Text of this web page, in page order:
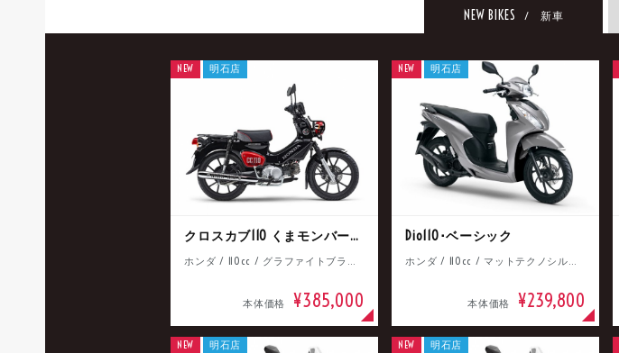
NEW BIKES / 新車
クロスカブ110 くまモンバージョン
ホンダ / 110cc / グラファイトブラック
本体価格 ¥385,000
NEW 明石店
Dio110･ベーシック
ホンダ / 110cc / マットテクノシルバーメタリック
本体価格 ¥239,800
NEW 明石店
NEW 明石店 NEW 明石店